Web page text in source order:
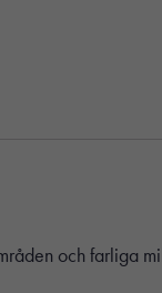
och farliga